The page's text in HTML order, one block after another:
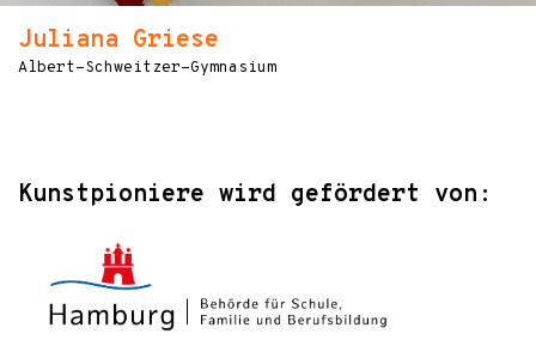
Juliana Griese
Albert-Schweitzer-Gymnasium
Kunstpioniere wird gefördert von: